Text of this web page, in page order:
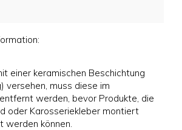
einer keramischen Beschichtung
versehen, muss diese im
werden, bevor Produkte, die
oder Karosseriekleber montiert
können.